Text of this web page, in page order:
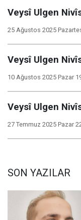
Veysî Ulgen
25 Ağustos 2025
Veysî Ulgen
10 Ağustos 2025 Pazar
Veysî Ulgen
27 Temmuz 2025 Pazar
SON YAZILAR